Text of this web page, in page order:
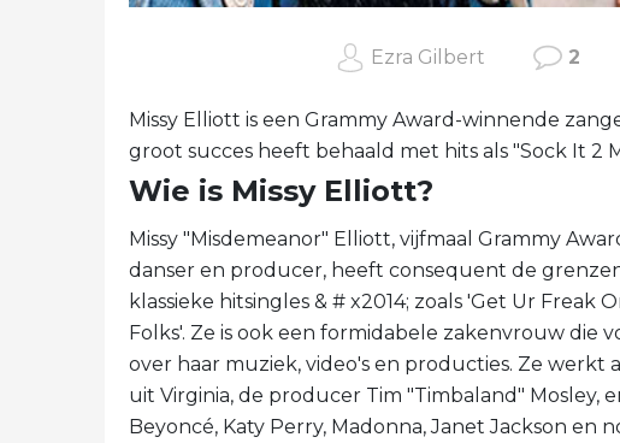
Ezra Gilbert 2
Missy Elliott is een Grammy Award-winnende
groot succes heeft behaald met hits als "Sock It 2
Wie is Missy Elliott?
Missy "Misdemeanor" Elliott, vijfmaal Grammy
danser en producer, heeft consequent de
klassieke hitsingles & # x2014; zoals 'Get Ur Freak
Folks'. Ze is ook een formidabele zakenvrouw
over haar muziek, video's en producties. Ze werkt
uit Virginia, de producer Tim "Timbaland" Mosley,
Beyoncé, Katy Perry, Madonna, Janet Jackson en